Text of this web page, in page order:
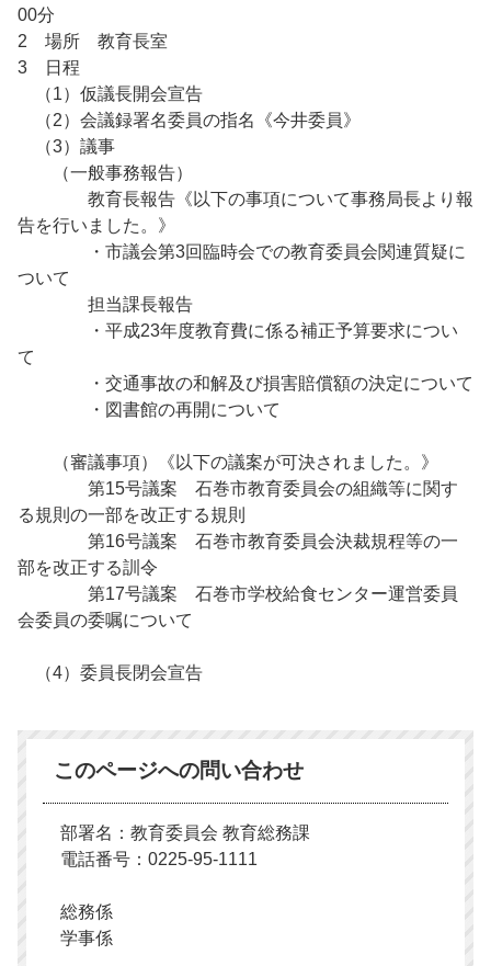
00分
2 場所 教育長室
3 日程
（1）仮議長開会宣告
（2）会議録署名委員の指名《今井委員》
（3）議事
（一般事務報告）
教育長報告《以下の事項について事務局長より報
告を行いました。》
・市議会第3回臨時会での教育委員会関連質疑に
ついて
担当課長報告
・平成23年度教育費に係る補正予算要求につい
て
・交通事故の和解及び損害賠償額の決定について
・図書館の再開について
（審議事項）《以下の議案が可決されました。》
第15号議案 石巻市教育委員会の組織等に関す
る規則の一部を改正する規則
第16号議案 石巻市教育委員会決裁規程等の一
部を改正する訓令
第17号議案 石巻市学校給食センター運営委員
会委員の委嘱について
（4）委員長閉会宣告
このページへの問い合わせ
部署名：教育委員会 教育総務課
電話番号：0225-95-1111
総務係
学事係